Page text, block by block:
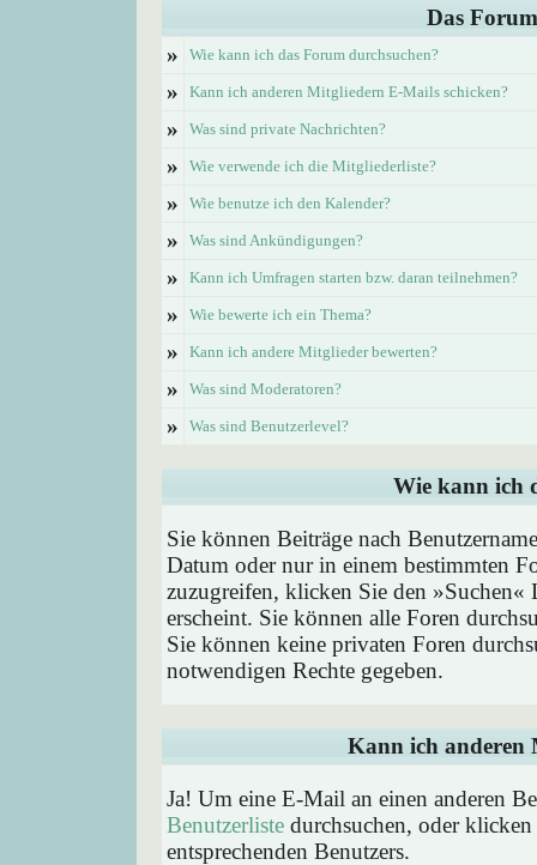
Das
»
Wie kann ich das Forum durchsuchen?
» Kann ich anderen Mitgliedern E-Mails schicken?
» Was sind private Nachrichten?
» Wie verwende ich die Mitgliederliste?
» Wie benutze ich den Kalender?
» Was sind Ankündigungen?
» Kann ich Umfragen starten bzw. daran teilnehmen?
» Wie bewerte ich ein Thema?
» Kann ich andere Mitglieder bewerten?
» Was sind Moderatoren?
» Was sind Benutzerlevel?
Wie kann ich
Sie können Beiträge nach
Datum oder nur in einem bestimmten
zuzugreifen, klicken Sie den »Suchen«
erscheint. Sie können alle Foren
Sie können keine privaten Foren
notwendigen Rechte gegeben.
Kann ich anderen
Ja! Um eine E-Mail an einen anderen
Benutzerliste durchsuchen, oder
entsprechenden Benutzers.